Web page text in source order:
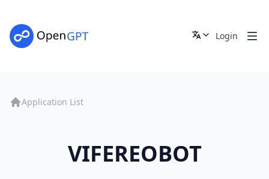
Login
Application List
VIFEREOBOT